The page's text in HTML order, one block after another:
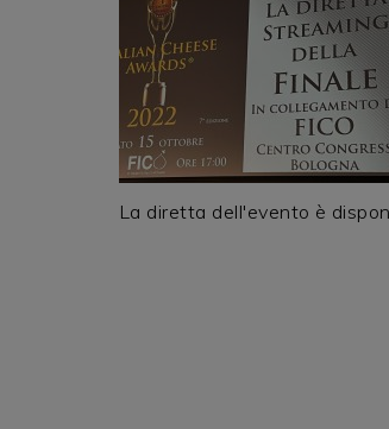
La diretta dell'evento è